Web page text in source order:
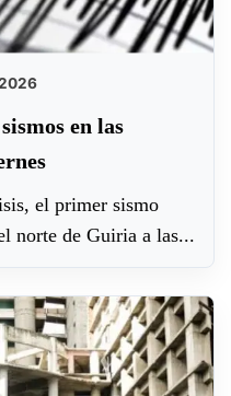
2026
en las
el primer sismo
norte de Guiria a las...